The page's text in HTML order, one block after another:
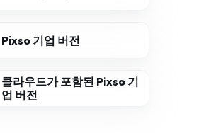
Pixso 기업 버전
클라우드가 포함된 Pixso 기
업 버전